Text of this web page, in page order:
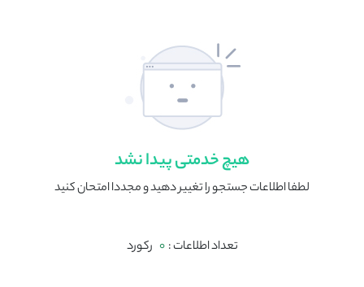
هیچ خدمتی پیدا نشد
لطفا اطلاعات جستجو را تغییر دهید و مجددا امتحان کنید
تعداد اطلاعات : 0 رکورد